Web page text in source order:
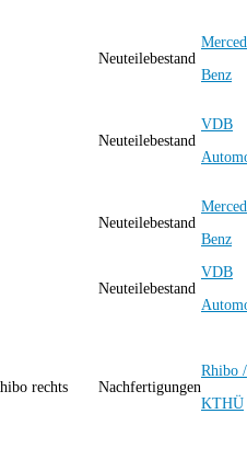
Neuteilebestand
Benz
Neuteilebestand
VDB
Neuteilebestand
Benz
Neuteilebestand
VDB
rechts Nachfertigungen
Rhibo /
KTHÜ